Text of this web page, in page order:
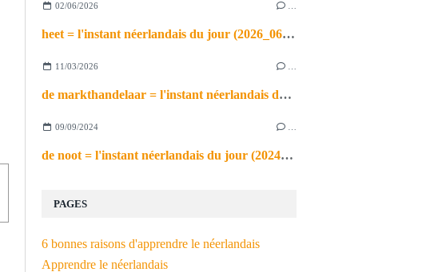
02/06/2026
heet = l'instant néerlandais du jour (2026_06_02)
11/03/2026
de markthandelaar = l'instant néerlandais du jour (2026_03_11)
09/09/2024
de noot = l'instant néerlandais du jour (2024_09_09)
PAGES
6 bonnes raisons d'apprendre le néerlandais
Apprendre le néerlandais